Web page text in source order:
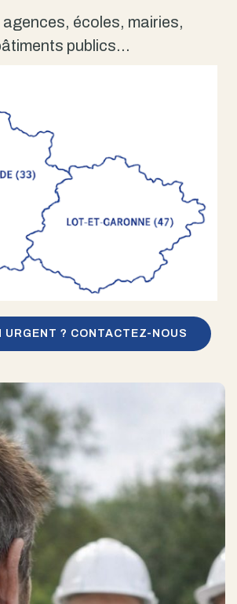
agences, écoles, mairies,
publics…
URGENT ? CONTACTEZ-NOUS